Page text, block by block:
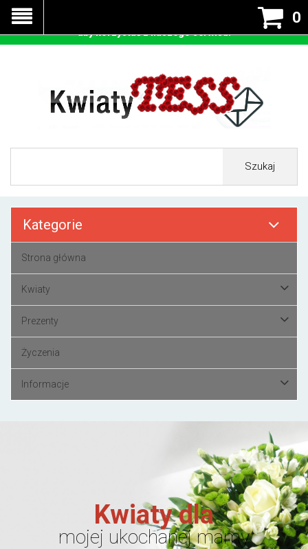
0
Szukaj
Kategorie
Strona główna
Kwiaty
Prezenty
Życzenia
Informacje
Kwiaty dla
mojej ukochanej mamy
Nasza strona korzysta z cookies - czyli tzw ciastek w celu
prawidłowego działania. Zaakceptuj przyjmowanie cookies
aby korzystać z naszego serwisu.